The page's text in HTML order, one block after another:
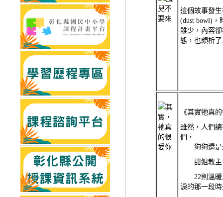
這個故事發
(dust bowl)，
雖少，內容
態，也頗析
《其實牠真
雖然，人們
們，
狗狗還是
甜姐教主
22則溫暖
淚的那一段